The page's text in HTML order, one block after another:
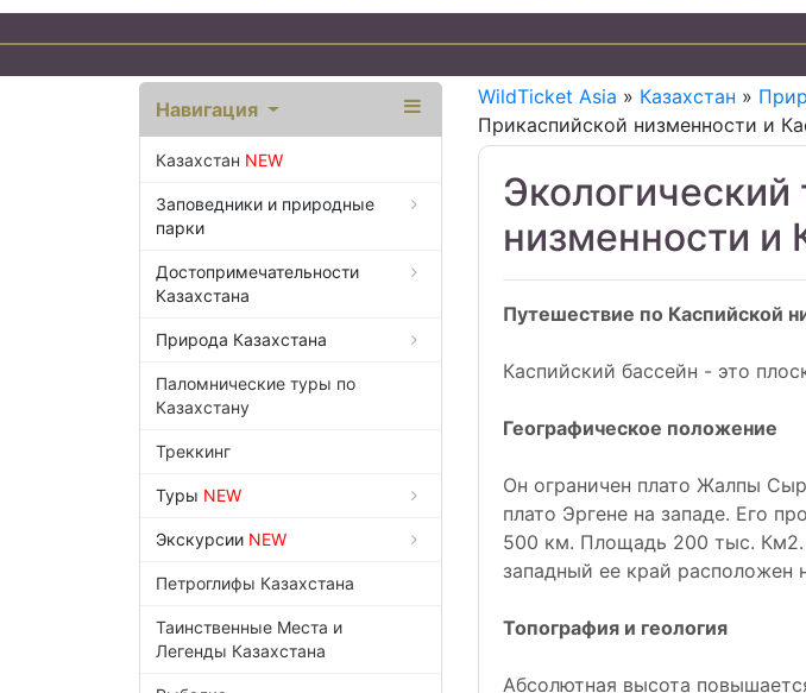
Навигация
Казахстан NEW
Заповедники и природные
парки
Достопримечательности
Казахстана
Природа Казахстана
Паломнические туры по
Казахстану
Треккинг
Туры NEW
Экскурсии NEW
Петроглифы Казахстана
Таинственные Места и
Легенды Казахстана
WildTicket Asia » Казахстан »
Прикаспийской низменности и
низменности и
Путешествие по Каспийской
Каспийский бассейн - это
Географическое положение
Он ограничен плато Жалпы
плато Эргене на западе. Его
500 км. Площадь 200 тыс. Км2.
западный ее край расположен
Топография и геология
Абсолютная высота